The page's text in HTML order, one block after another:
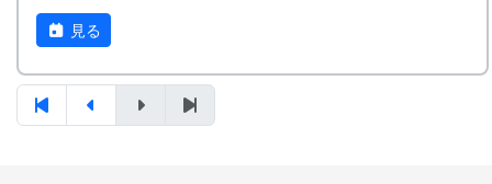
もちつき
1月28日（日）2004-01-25 蕎麦打ち大会
10月14日（月）体育の日2002-10-14 棚田オ
ーナー脱穀・籾摺り ...
棚田オーナー脱穀（だっこく）・籾摺り
★ あまごつかみ
川に放流されたあまごを手で掴んで
獲る。子供たちのためのアトラクシ
見る